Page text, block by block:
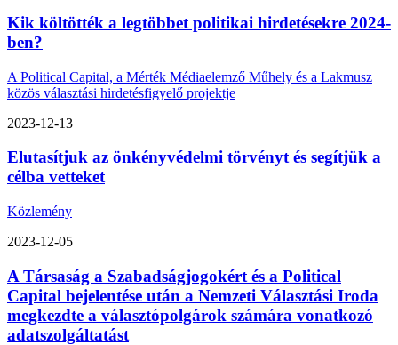
Kik költötték a legtöbbet politikai hirdetésekre 2024-
ben?
A Political Capital, a Mérték Médiaelemző Műhely és a Lakmusz
közös választási hirdetésfigyelő projektje
2023-12-13
Elutasítjuk az önkényvédelmi törvényt és segítjük a
célba vetteket
Közlemény
2023-12-05
A Társaság a Szabadságjogokért és a Political
Capital bejelentése után a Nemzeti Választási Iroda
megkezdte a választópolgárok számára vonatkozó
adatszolgáltatást